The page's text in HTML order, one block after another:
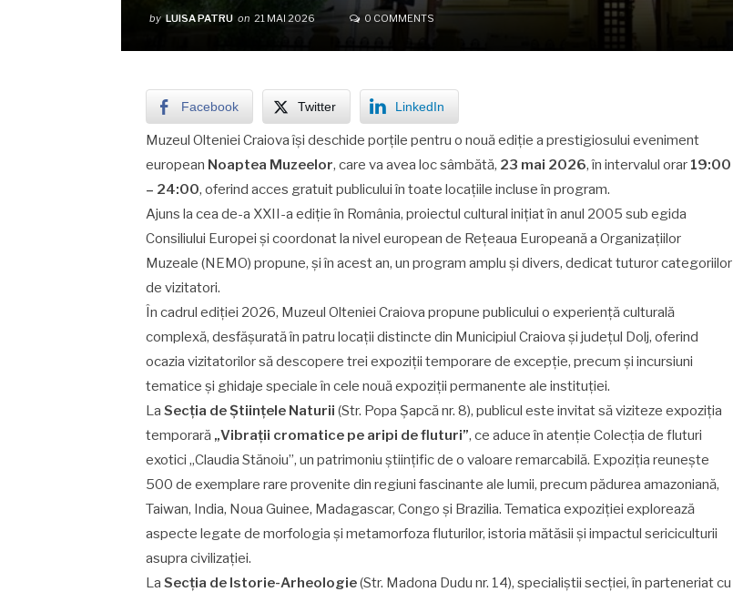
by LUISA PATRU on 21 MAI 2026 0 COMMENTS
Facebook Twitter LinkedIn
Muzeul Olteniei Craiova își deschide porțile pentru o nouă ediție a prestigiosului eveniment
european Noaptea Muzeelor, care va avea loc sâmbătă, 23 mai 2026, în intervalul orar 19:00
– 24:00, oferind acces gratuit publicului în toate locațiile incluse în program.
Ajuns la cea de-a XXII-a ediție în România, proiectul cultural inițiat în anul 2005 sub egida
Consiliului Europei și coordonat la nivel european de Rețeaua Europeană a Organizațiilor
Muzeale (NEMO) propune, și în acest an, un program amplu și divers, dedicat tuturor categoriilor
de vizitatori.
În cadrul ediției 2026, Muzeul Olteniei Craiova propune publicului o experiență culturală
complexă, desfășurată în patru locații distincte din Municipiul Craiova și județul Dolj, oferind
ocazia vizitatorilor să descopere trei expoziții temporare de excepție, precum și incursiuni
tematice și ghidaje speciale în cele nouă expoziții permanente ale instituției.
LaSecția de Științele Naturii (Str. Popa Șapcă nr. 8), publicul este invitat să viziteze expoziția
temporară „Vibrații cromatice pe aripi de fluturi”, ce aduce în atenție Colecția de fluturi
exotici „Claudia Stănoiu”, un patrimoniu științific de o valoare remarcabilă. Expoziția reunește
500 de exemplare rare provenite din regiuni fascinante ale lumii, precum pădurea amazoniană,
Taiwan, India, Noua Guinee, Madagascar, Congo și Brazilia. Tematica expoziției explorează
aspecte legate de morfologia și metamorfoza fluturilor, istoria mătăsii și impactul sericiculturii
asupra civilizației.
LaSecția de Istorie-Arheologie(Str. Madona Dudu nr. 14), specialiștii secției, în parteneriat cu